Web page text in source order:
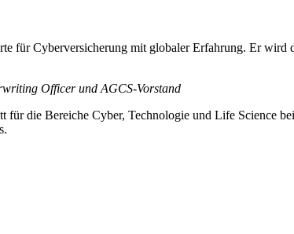
für Cyberversicherung mit globaler Erfahrung. Er
Officer und AGCS-Vorstand
für die Bereiche Cyber, Technologie und Life Science